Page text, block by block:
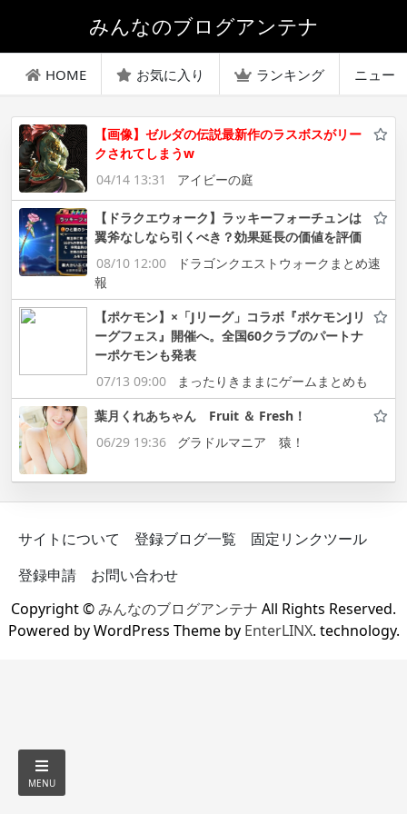
みんなのブログアンテナ
HOME お気に入り ランキング ニュー
【画像】ゼルダの伝説最新作のラスボスがリー
クされてしまうw
04/14 13:31
アイビーの庭
【ドラクエウォーク】ラッキーフォーチュンは
翼斧なしなら引くべき？効果延長の価値を評価
08/10 12:00
ドラゴンクエストウォークまとめ速
報
【ポケモン】×「Jリーグ」コラボ『ポケモンJリ
ーグフェス』開催へ。全国60クラブのパートナ
ーポケモンも発表
07/13 09:00
まったりきままにゲームまとめも
葉月くれあちゃん Fruit ＆ Fresh！
06/29 19:36
グラドルマニア 猿！
サイトについて 登録ブログ一覧
固定リンクツール
登録申請
お問い合わせ
Copyright ©みんなのブログアンテナ All Rights Reserved.
Powered by WordPress Theme by EnterLINX. technology.
MENU